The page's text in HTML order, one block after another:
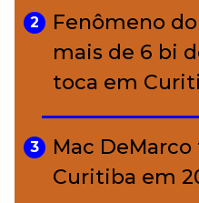
função de
2
Fenômeno
mais de 6 bi
toca em
3
Mac
Curitiba em